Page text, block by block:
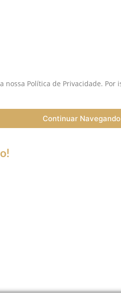
nossa Política de Privacidade. Por
Continuar Navegando